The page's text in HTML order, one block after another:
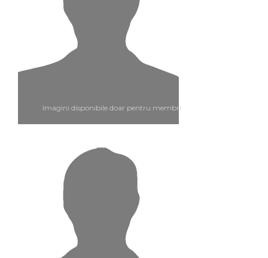
Imagini disponibile doar pentru membri